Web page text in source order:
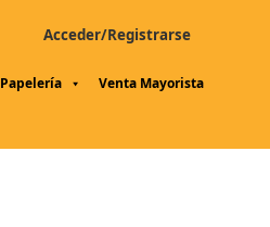
Acceder/Registrarse
Papelería Venta Mayorista